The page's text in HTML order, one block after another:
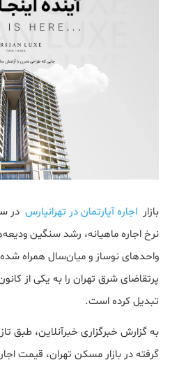
بازار اجاره آپارتمان در تهرانپارس
نرخ اجاره ماهیانه، رشد سنگین
واحدهای نوساز و میان‌سال همراه
پرتقاضای شرق تهران را به یکی از
تبدیل کرده است.
به گزارش خبرگزاری خبرآنلاین، طبق
گرفته در بازار مسکن تهران، قیمت